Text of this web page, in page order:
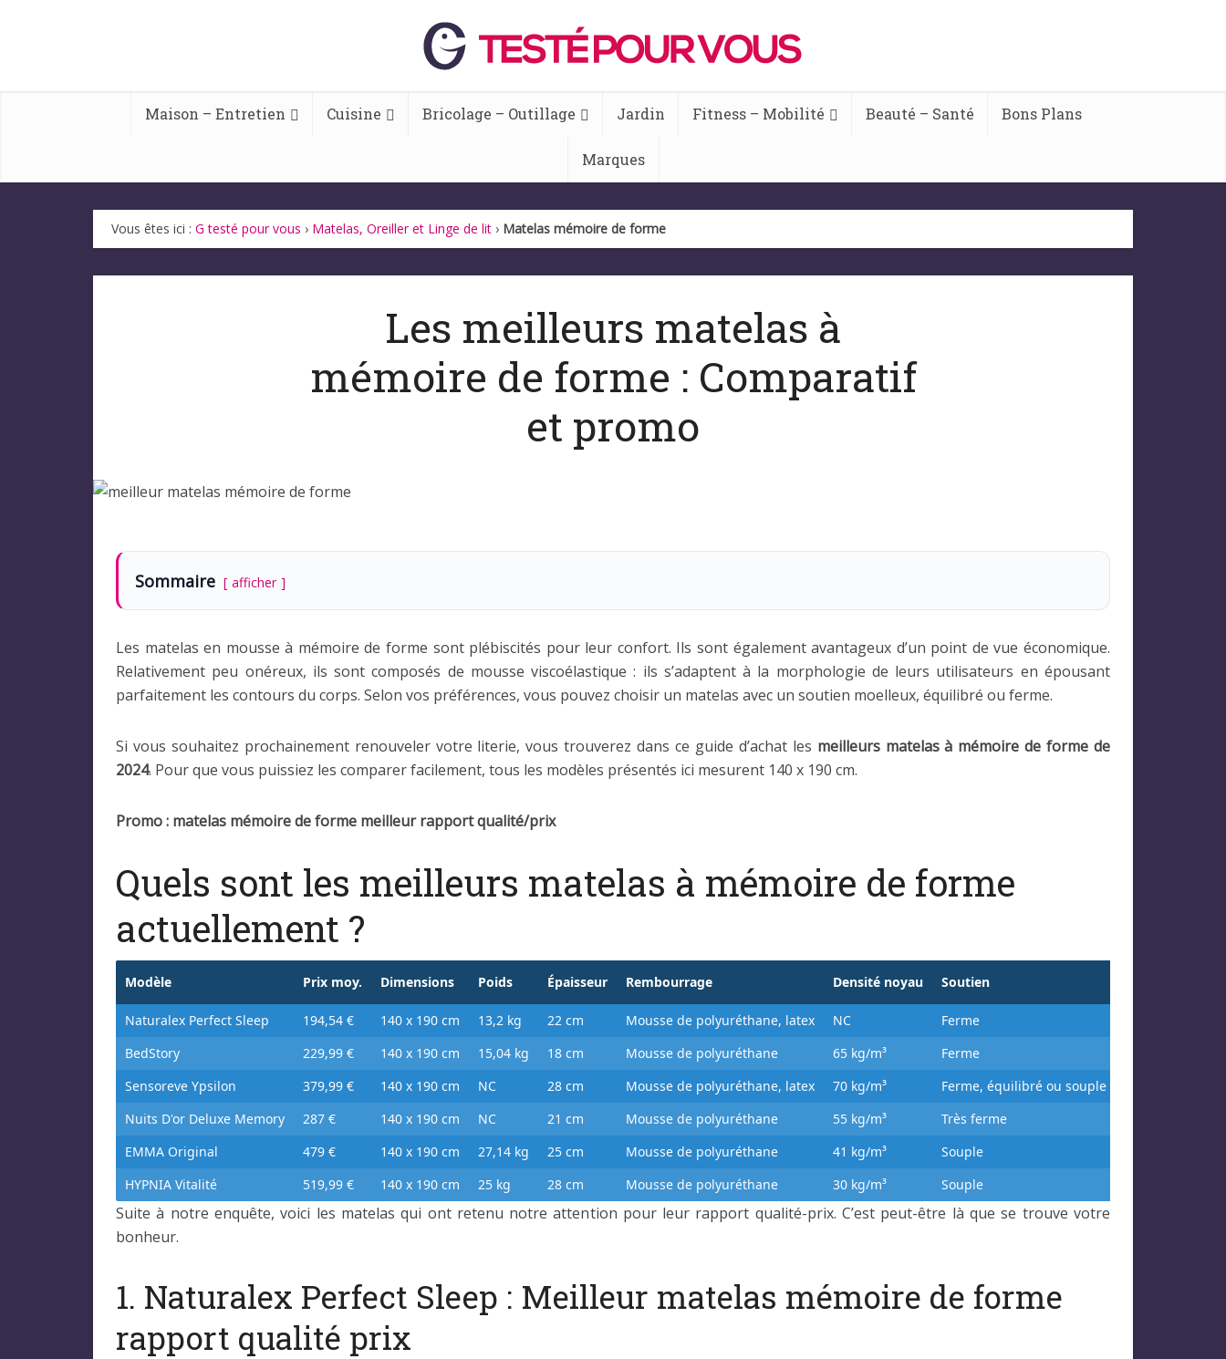
Maison – Entretien Cuisine Bricolage – Outillage Jardin Fitness – Mobilité Beauté – Santé Bons Plans
Marques
Vous êtes ici : G testé pour vous › Matelas, Oreiller et Linge de lit › Matelas mémoire de forme
Les meilleurs matelas à
mémoire de forme : Comparatif
et promo
Sommaire afficher
Les matelas en mousse à mémoire de forme sont plébiscités pour leur confort. Ils sont également avantageux d’un point de vue économique.
Relativement peu onéreux, ils sont composés de mousse viscoélastique : ils s’adaptent à la morphologie de leurs utilisateurs en épousant
parfaitement les contours du corps. Selon vos préférences, vous pouvez choisir un matelas avec un soutien moelleux, équilibré ou ferme.
Si vous souhaitez prochainement renouveler votre literie, vous trouverez dans ce guide d’achat les meilleurs matelas à mémoire de forme de
2024. Pour que vous puissiez les comparer facilement, tous les modèles présentés ici mesurent 140 x 190 cm.
Promo : matelas mémoire de forme meilleur rapport qualité/prix
Quels sont les meilleurs matelas à mémoire de forme
actuellement ?
Modèle Prix moy. Dimensions Poids Épaisseur Rembourrage Densité noyau Soutien
Naturalex Perfect Sleep 194,54 € 140 x 190 cm 13,2 kg 22 cm Mousse de polyuréthane, latex NC Ferme
BedStory
229,99 € 140 x 190 cm 15,04 kg 18 cm Mousse de polyuréthane 65 kg/m³ Ferme
Sensoreve Ypsilon
379,99 € 140 x 190 cm NC 28 cm Mousse de polyuréthane, latex 70 kg/m³ Ferme, équilibré ou souple
Nuits D'or Deluxe Memory
287 € 140 x 190 cm NC 21 cm Mousse de polyuréthane 55 kg/m³ Très ferme
EMMA Original
479 € 140 x 190 cm 27,14 kg 25 cm Mousse de polyuréthane 41 kg/m³ Souple
HYPNIA Vitalité
519,99 € 140 x 190 cm 25 kg 28 cm Mousse de polyuréthane 30 kg/m³ Souple
Suite à notre enquête, voici les matelas qui ont retenu notre attention pour leur rapport qualité-prix. C’est peut-être là que se trouve votre
bonheur.
1. Naturalex Perfect Sleep : Meilleur matelas mémoire de forme
rapport qualité prix